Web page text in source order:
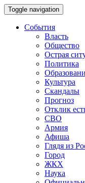
Toggle navigation
События
Власть
Общество
Острая
Политика
Культура
Скандалы
Прогноз
Отклик
СВО
Армия
Афиша
Глядя из
Город
ЖКХ
Наука